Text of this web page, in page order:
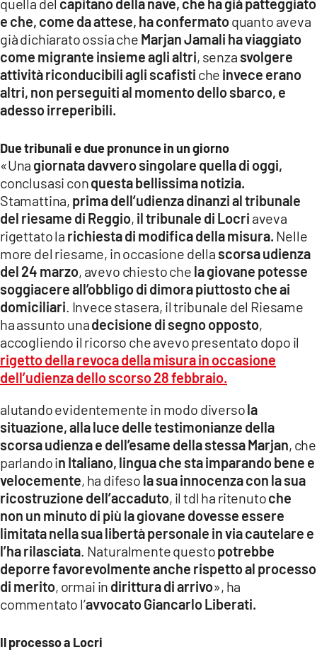
e che, come da attese, ha confermatoquanto aveva
già dichiarato ossia che Marjan Jamali ha viaggiato
come migrante insieme agli altri, senza svolgere
attività riconducibili agli scafisti che invece erano
altri, non perseguiti al momento dello sbarco, e
adesso irreperibili.
Due tribunali e due pronunce in un giorno
«Una giornata davvero singolare quella di oggi,
conclusasi conquesta bellissima notizia.
Stamattina, prima dell’udienza dinanzi al tribunale
del riesame di Reggio, il tribunale di Locri aveva
rigettato la richiesta di modifica della misura. Nelle
more del riesame, in occasione della scorsa udienza
del 24 marzo, avevo chiesto che la giovane potesse
soggiacere all’obbligo di dimora piuttosto che ai
domiciliari . Invece stasera, il tribunale del Riesame
ha assunto unadecisione di segno opposto,
accogliendo il ricorso che avevo presentato dopo il
rigetto della revoca della misura in occasione
dell’udienza dello scorso 28 febbraio.
alutando evidentemente in modo diversola
situazione, alla luce delle testimonianze della
scorsa udienza e dell’esame della stessa Marjan, che
parlando in Italiano, lingua che sta imparando bene e
velocemente, ha difeso la sua innocenza con la sua
ricostruzione dell’accaduto, il tdl ha ritenutoche
non un minuto di più la giovane dovesse essere
limitata nella sua libertà personale in via cautelare e
l’ha rilasciata . Naturalmente questopotrebbe
deporre favorevolmente anche rispetto al processo
di merito, ormai in dirittura di arrivo», ha
commentato l’avvocato Giancarlo Liberati.
Il processo a Locri